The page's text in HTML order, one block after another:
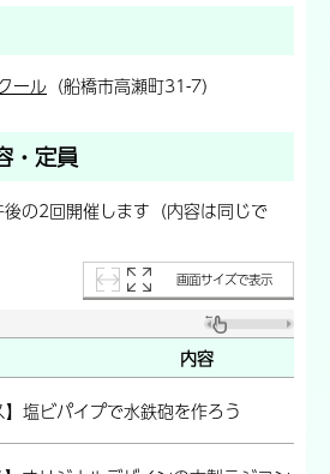
ール （船橋市高瀬町31-7）
・定員
の2回開催します（内容は同じで
画面サイズで表示
内容
】塩ビパイプで水鉄砲を作ろう